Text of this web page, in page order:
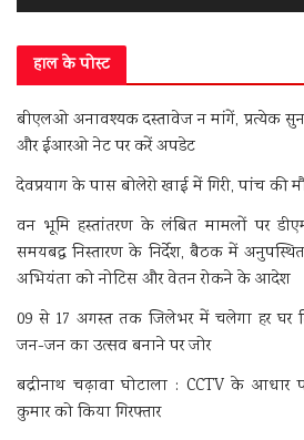
हाल के पोस्ट
बीएलओ अनावश्यक दस्तावेज न मांगें, प्रत्येक
और ईआरओ नेट पर करें अपडेट
देवप्रयाग के पास बोलेरो खाई में गिरी, पांच की
वन भूमि हस्तांतरण के लंबित मामलों पर
समयबद्ध निस्तारण के निर्देश, बैठक में
अभियंता को नोटिस और वेतन रोकने के आदेश
09 से 17 अगस्त तक जिलेभर में चलेगा हर घर
जन-जन का उत्सव बनाने पर जोर
बद्रीनाथ चढ़ावा घोटाला : CCTV के
कुमार को किया गिरफ्तार